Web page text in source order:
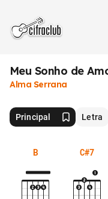
Meu Sonho de
Alma Serrana
Principal Letra
B C#7